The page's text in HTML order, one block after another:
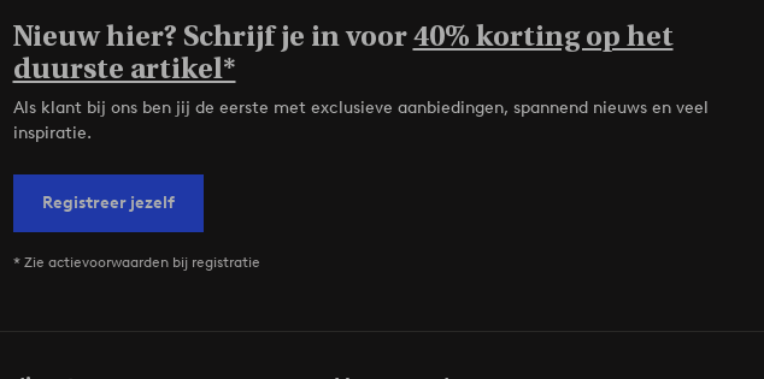
Nieuw hier? Schrijf je in voor40% korting op het
duurste artikel*
Als klant bij ons ben jij de eerste met exclusieve aanbiedingen, spannend nieuws en veel
inspiratie.
Registreer jezelf
* Zie actievoorwaarden bij registratie